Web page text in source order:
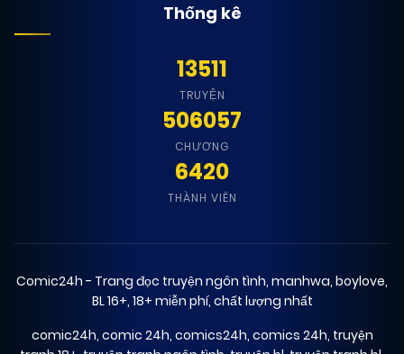
Thống kê
13511
TRUYỆN
506057
CHƯƠNG
6420
THÀNH VIÊN
Comic24h - Trang đọc truyện ngôn tình, manhwa, boylove,
BL 16+, 18+ miễn phí, chất lượng nhất
comic24h, comic 24h, comics24h, comics 24h, truyện